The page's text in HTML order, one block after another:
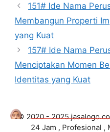
151# Ide Nama
Membangun Properti
yang Kuat
157# Ide Nama
Menciptakan Momen
Identitas yang Kuat
© 2020 - 2025
24 Jam , Profesional ,